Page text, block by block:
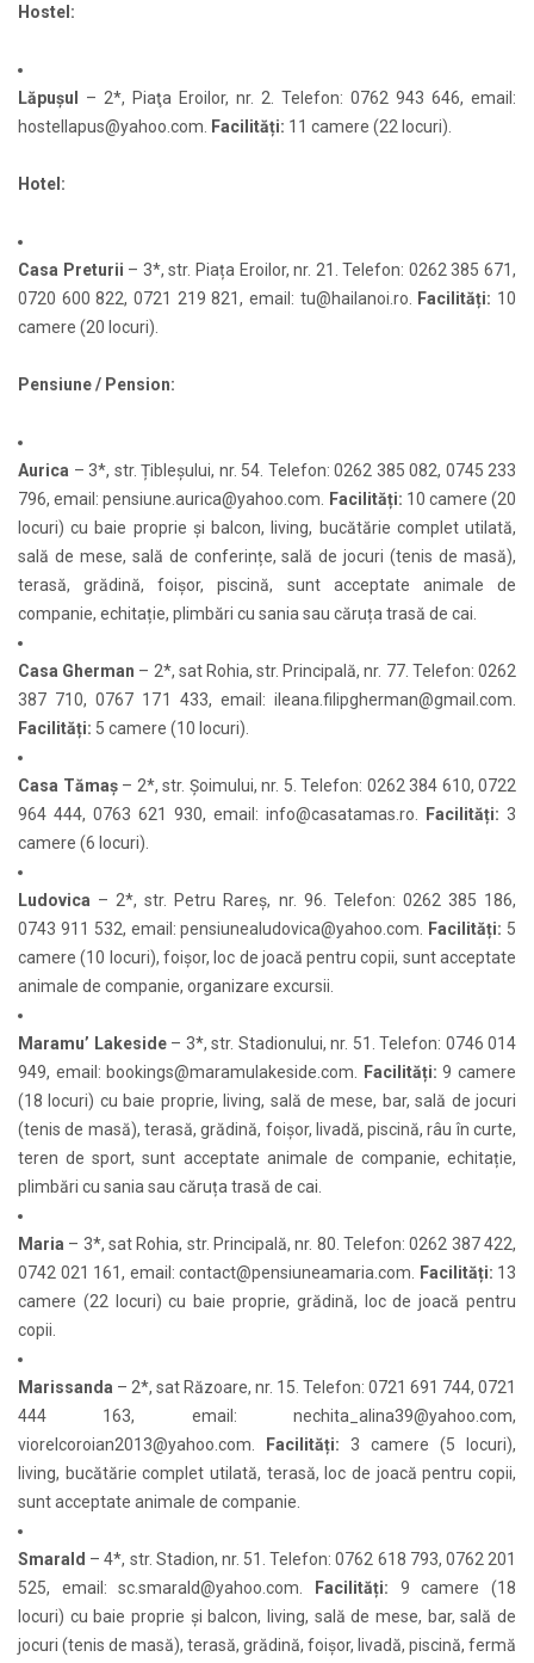
Hostel:
Lăpușul
– 2*, Piaţa Eroilor, nr. 2. Telefon: 0762 943 646, email:
hostellapus@yahoo.com
Facilități: 11 camere (22 locuri).
Hotel:
Casa Preturii – 3*, str. Piața Eroilor, nr. 21. Telefon: 0262 385 671,
0720 600 822, 0721 219 821, email: tu@hailanoi.ro Facilități: 10
camere (20 locuri).
Pensiune / Pension:
Aurica – 3*, str. Țibleșului, nr. 54. Telefon: 0262 385 082, 0745 233
796, email:pensiune.aurica@yahoo.com Facilități: 10 camere (20
locuri) cu baie proprie și balcon, living, bucătărie complet utilată,
sală de mese, sală de conferințe, sală de jocuri (tenis de masă),
terasă, grădină, foișor, piscină, sunt acceptate animale de
companie, echitație, plimbări cu sania sau căruța trasă de cai.
Casa Gherman – 2*, sat Rohia, str. Principală, nr. 77. Telefon: 0262
387 710, 0767 171 433, email: ileana.filipgherman@gmail.com
Facilități: 5 camere (10 locuri).
Casa Tămaș– 2*, str. Șoimului, nr. 5. Telefon: 0262 384 610, 0722
964 444, 0763 621 930, email: info@casatamas.ro Facilități: 3
camere (6 locuri).
Ludovica – 2*, str. Petru Rareș, nr. 96. Telefon: 0262 385 186,
0743 911 532, email:pensiunealudovica@yahoo.com Facilități: 5
camere (10 locuri), foișor, loc de joacă pentru copii, sunt acceptate
animale de companie, organizare excursii.
Maramu’ Lakeside– 3*, str. Stadionului, nr. 51. Telefon: 0746 014
949, email: bookings@maramulakeside.com Facilități: 9 camere
(18 locuri) cu baie proprie, living, sală de mese, bar, sală de jocuri
(tenis de masă), terasă, grădină, foișor, livadă, piscină, râu în curte,
teren de sport, sunt acceptate animale de companie, echitație,
plimbări cu sania sau căruța trasă de cai.
Maria – 3*, sat Rohia, str. Principală, nr. 80. Telefon: 0262 387 422,
0742 021 161, email: contact@pensiuneamaria.com Facilități: 13
camere (22 locuri) cu baie proprie, grădină, loc de joacă pentru
copii.
Marissanda – 2*, sat Răzoare, nr. 15. Telefon: 0721 691 744, 0721
444 163, email: nechita_alina39@yahoo.com,
viorelcoroian2013@yahoo.com
Facilități: 3 camere (5 locuri),
living, bucătărie complet utilată, terasă, loc de joacă pentru copii,
sunt acceptate animale de companie.
Smarald – 4*, str. Stadion, nr. 51. Telefon: 0762 618 793, 0762 201
525, email:sc.smarald@yahoo.com Facilități: 9 camere (18
locuri) cu baie proprie și balcon, living, sală de mese, bar, sală de
jocuri (tenis de masă), terasă, grădină, foișor, livadă, piscină, fermă